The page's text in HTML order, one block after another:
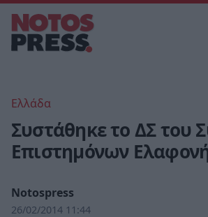
Ελλάδα
Συστάθηκε το ΔΣ του
Επιστημόνων
Notospress
26/02/2014 11:44